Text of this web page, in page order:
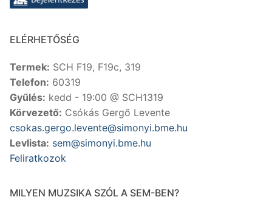
ELÉRHETŐSÉG
Termek: SCH F19, F19c, 319
Telefon: 60319
Gyűlés: kedd - 19:00 @ SCH1319
Körvezető: Csókás Gergő Levente
csokas.gergo.levente@simonyi.bme.hu
Levlista: sem@simonyi.bme.hu
Feliratkozok
MILYEN MUZSIKA SZÓL A SEM-BEN?